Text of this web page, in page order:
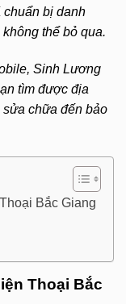
chuẩn bị danh
thể bỏ qua.
Sinh Lương
tìm được địa
chữa đến bảo
Bắc Giang
Thoại Bắc